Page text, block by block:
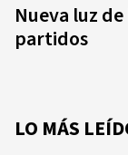
Nueva luz de los liderazgos políticos y los
partidos
LO MÁS